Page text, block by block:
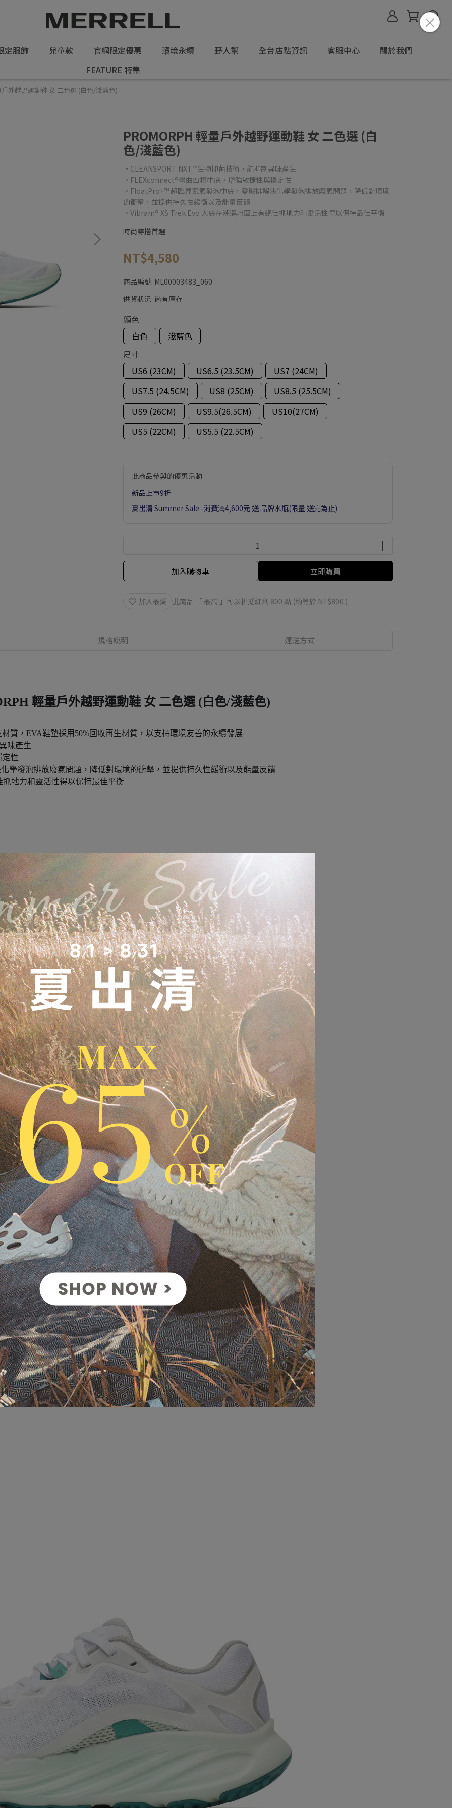
定服飾 兒童款 官網限定優惠 環境永續 野人幫 全台店點資訊 客服中心
關於我們
FEATURE 特集
戶外越野運動鞋 女 二色選 (白色/淺藍色)
PROMORPH 輕量戶外越野運動鞋 女 二色選 (白
色/淺藍色)
•CLEANSPORT NXT™生物抑菌技術，能抑制異味產生
•FLEXconnect®彎曲凹槽中底，增強敏捷性與穩定性
•FloatPro+™ 超臨界氮氣發泡中底，零碳排解決化學發泡排放廢氣問題，降低對環境
的衝擊，並提供持久性緩衝以及能量反饋
•Vibram® XS Trek Evo 大底在潮濕地面上有絕佳抓地力和靈活性得以保持最佳平衡
時尚穿搭首選
NT$4,580
商品編號: ML00003483_060
供貨狀況: 尚有庫存
顏色
白色
淺藍色
尺寸
US6 (23CM)
US6.5 (23.5CM)
US7 (24CM)
US7.5 (24.5CM)
US8 (25CM)
US8.5 (25.5CM)
US9 (26CM)
US9.5(26.5CM)
US10(27CM)
US5 (22CM)
US5.5 (22.5CM)
此商品參與的優惠活動
新品上市9折
夏出清 Summer Sale -消費滿4,600元 送 品牌水瓶(限量 送完為止)
加入購物車 立即購買
加入最愛 此商品 「 最高 」可以折抵紅利 800 點 (約等於 NT$800 )
規格說明 運送方式
輕量戶外越野運動鞋 女 二色選 (白色/淺藍色)
質，EVA鞋墊採用50%回收再生材質，以支持環境友善的永續發展
味產生
定性
學發泡排放廢氣問題，降低對環境的衝擊，並提供持久性緩衝以及能量反饋
抓地力和靈活性得以保持最佳平衡